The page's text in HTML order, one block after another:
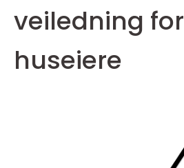
veiledning for
huseiere